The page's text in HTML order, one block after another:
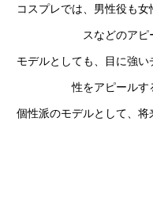
コスプレでは、男性役も
スなどのアピ
モデルとしても、目に強
性をアピールす
個性派のモデルとして、